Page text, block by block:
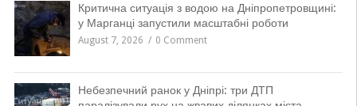
Критична ситуація з водою на Дніпропетровщині:
у Марганці запустили масштабні роботи
August 7, 2026 0 Comment
Небезпечний ранок у Дніпрі: три ДТП